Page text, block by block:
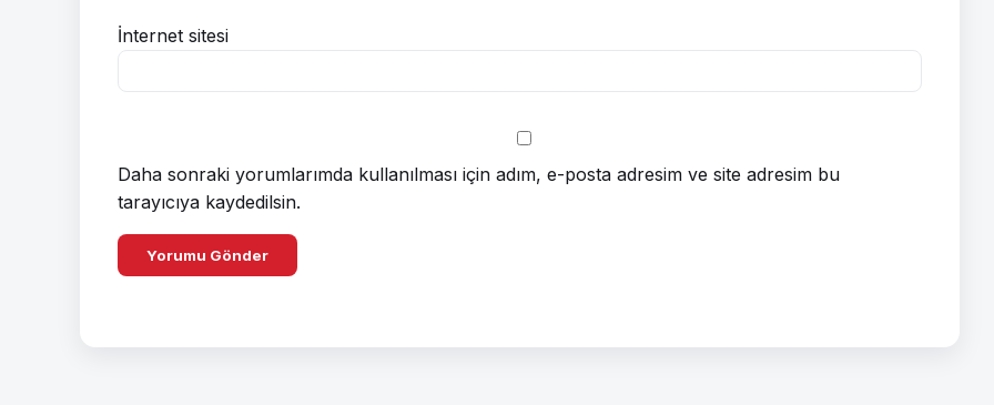
İnternet sitesi
Daha sonraki yorumlarımda kullanılması için adım, e-posta adresim ve site adresim bu
tarayıcıya kaydedilsin.